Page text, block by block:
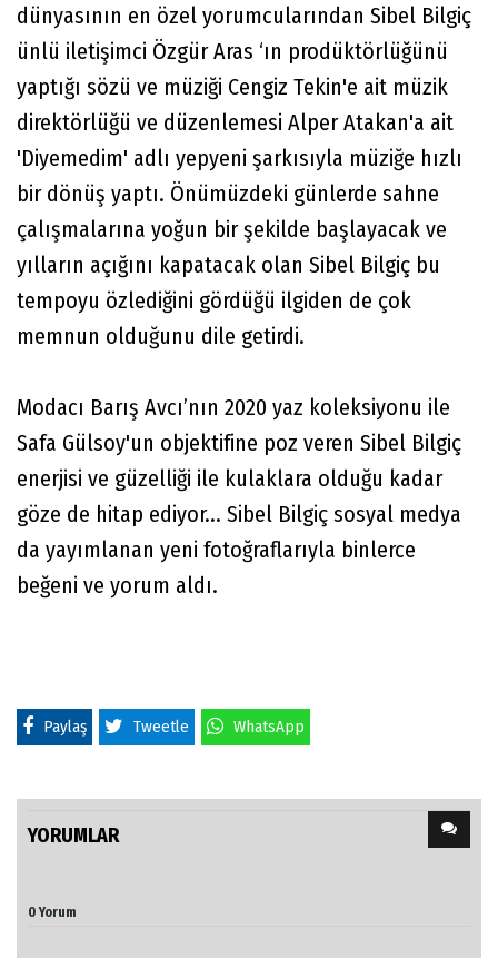
dünyasının en özel yorumcularından Sibel Bilgiç
ünlü iletişimci Özgür Aras ‘ın prodüktörlüğünü
yaptığı sözü ve müziği Cengiz Tekin'e ait müzik
direktörlüğü ve düzenlemesi Alper Atakan'a ait
'Diyemedim' adlı yepyeni şarkısıyla müziğe hızlı
bir dönüş yaptı. Önümüzdeki günlerde sahne
çalışmalarına yoğun bir şekilde başlayacak ve
yılların açığını kapatacak olan Sibel Bilgiç bu
tempoyu özlediğini gördüğü ilgiden de çok
memnun olduğunu dile getirdi.
Modacı Barış Avcı’nın 2020 yaz koleksiyonu ile
Safa Gülsoy'un objektifine poz veren Sibel Bilgiç
enerjisi ve güzelliği ile kulaklara olduğu kadar
göze de hitap ediyor... Sibel Bilgiç sosyal medya
da yayımlanan yeni fotoğraflarıyla binlerce
beğeni ve yorum aldı.
Paylaş Tweetle WhatsApp
YORUMLAR
0 Yorum